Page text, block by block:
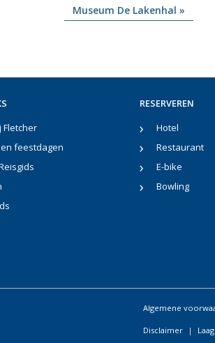
Museum De Lakenhal »
Fletcher
feestdagen
RESERVEREN
Hotel
Restaurant
E-bike
Bowling
Algemene
Disclaimer